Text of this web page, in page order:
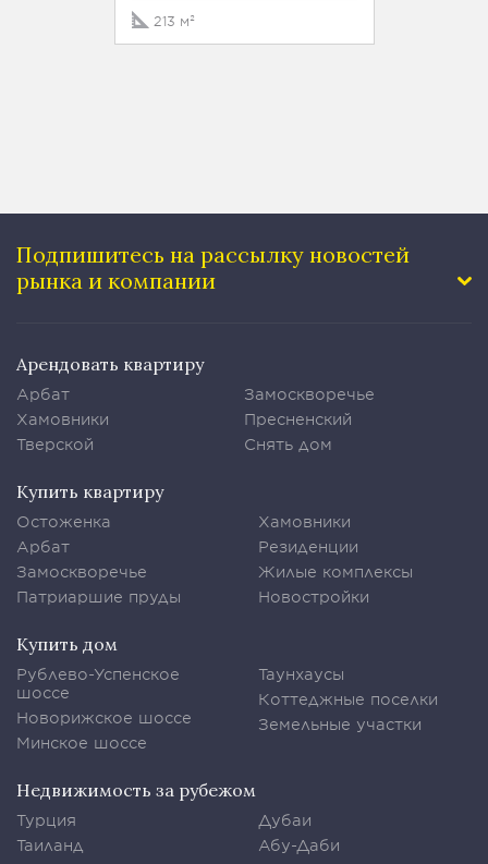
213 м²
Подпишитесь на рассылку новостей
рынка и компании
Арендовать квартиру
Арбат
Хамовники
Тверской
Замоскворечье
Пресненский
Снять дом
Купить квартиру
Остоженка
Арбат
Замоскворечье
Патриаршие пруды
Хамовники
Резиденции
Жилые комплексы
Новостройки
Купить дом
Рублево-Успенское
шоссе
Новорижское шоссе
Минское шоссе
Таунхаусы
Коттеджные поселки
Земельные участки
Недвижимость за рубежом
Турция
Таиланд
Дубаи
Абу-Даби